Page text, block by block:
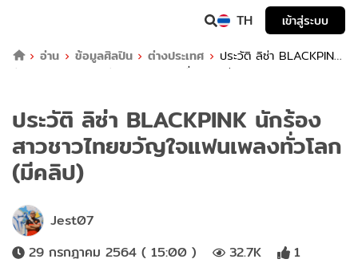
TH
เข้าสู่ระบบ
อ่าน
ข้อมูลศิลปิน ต่างประเทศ
ประวัติ ลิซ่า BLACKPINK
นักร้องสาวชาวไทยขวัญใจแฟนเพลงทั่วโลก (มีคลิป)
ประวัติ ลิซ่า BLACKPINK นักร้อง
สาวชาวไทยขวัญใจแฟนเพลงทั่วโลก
(มีคลิป)
Jest07
29 กรกฎาคม 2564 ( 15:00 )
32.7K 1